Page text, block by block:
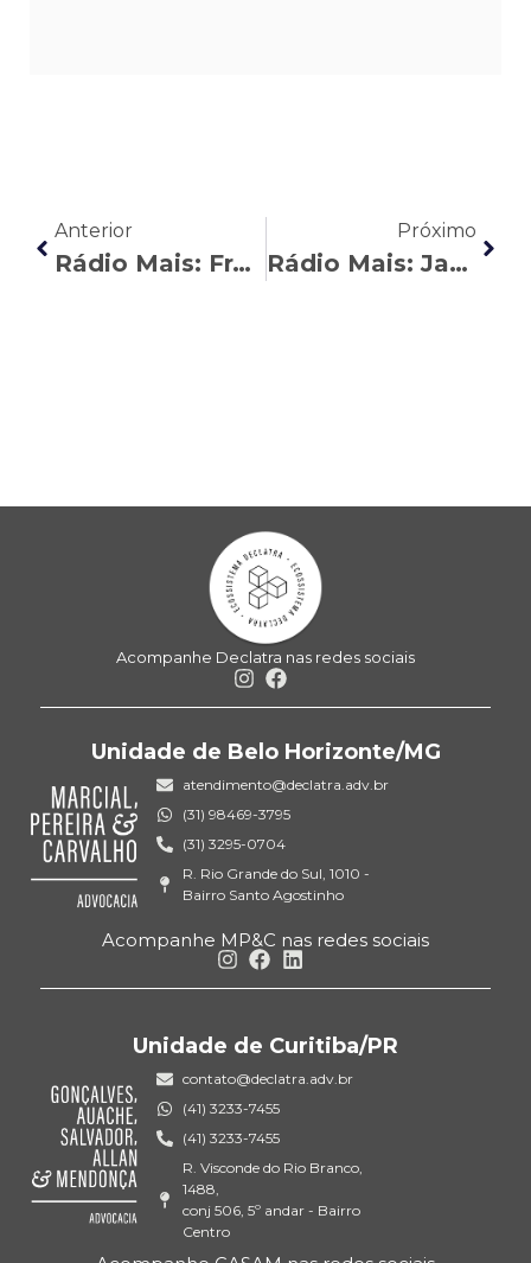
Anterior
Rádio Mais: Francine Cadó explica cinco erros que podem atrasar a aposentadoria
Próximo
Rádio Mais: Janaína Braga destaca as mudanças nos procedimentos do INSS
Acompanhe Declatra nas redes sociais
Unidade de Belo Horizonte/MG
atendimento@declatra.adv.br
(31) 98469-3795
(31) 3295-0704
R. Rio Grande do Sul, 1010 -
Bairro Santo Agostinho
Acompanhe MP&C nas redes sociais
Unidade de Curitiba/PR
contato@declatra.adv.br
(41) 3233-7455
(41) 3233-7455
R. Visconde do Rio Branco,
1488,
conj 506, 5º andar - Bairro
Centro